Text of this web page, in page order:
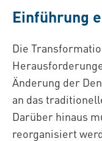
Einführung
Die
Änderung der
an das
Darüber hinaus
reorganisiert